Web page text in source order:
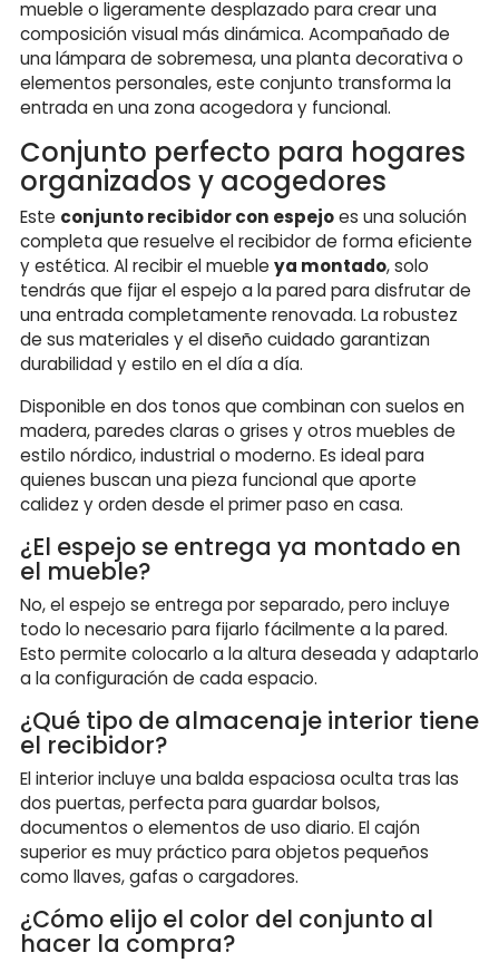
mueble o ligeramente desplazado para crear una
composición visual más dinámica. Acompañado de
una lámpara de sobremesa, una planta decorativa o
elementos personales, este conjunto transforma la
entrada en una zona acogedora y funcional.
Conjunto perfecto para hogares
organizados y acogedores
Este conjunto recibidor con espejoes una solución
completa que resuelve el recibidor de forma eficiente
y estética. Al recibir el mueble ya montado, solo
tendrás que fijar el espejo a la pared para disfrutar de
una entrada completamente renovada. La robustez
de sus materiales y el diseño cuidado garantizan
durabilidad y estilo en el día a día.
Disponible en dos tonos que combinan con suelos en
madera, paredes claras o grises y otros muebles de
estilo nórdico, industrial o moderno. Es ideal para
quienes buscan una pieza funcional que aporte
calidez y orden desde el primer paso en casa.
¿El espejo se entrega ya montado en
el mueble?
No, el espejo se entrega por separado, pero incluye
todo lo necesario para fijarlo fácilmente a la pared.
Esto permite colocarlo a la altura deseada y adaptarlo
a la configuración de cada espacio.
¿Qué tipo de almacenaje interior tiene
el recibidor?
El interior incluye una balda espaciosa oculta tras las
dos puertas, perfecta para guardar bolsos,
documentos o elementos de uso diario. El cajón
superior es muy práctico para objetos pequeños
como llaves, gafas o cargadores.
¿Cómo elijo el color del conjunto al
hacer la compra?